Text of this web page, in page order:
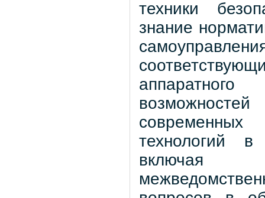
техники
знание
современных
технологий в
включая